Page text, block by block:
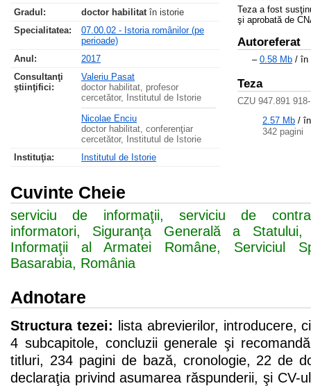
Gradul:
doctor habilitatîn istorie
Specialitatea:
07.00.02 - Istoria românilor (pe
perioade)
Anul:
2017
Consultanţi
ştiinţifici:
Valeriu Pasat
doctor habilitat, profesor
cercetător, Institutul de Istorie
Nicolae Enciu
doctor habilitat, conferenţiar
cercetător, Institutul de Istorie
Instituţia:
Institutul de Istorie
Teza a fost
şi aprobată de
Autoreferat
– 0.58 Mb / în
Teza
CZU 947.891
2.57 Mb /
342 pagini
Cuvinte Cheie
serviciu de informaţii, serviciu de
informatori, Siguranţa Generală a
Informaţii al Armatei Române, Serviciul
Basarabia, România
Adnotare
Structura tezei: lista abrevierilor, introducere,
4 subcapitole, concluzii generale şi
titluri, 234 pagini de bază, cronologie, 22 de
declaraţia privind asumarea răspunderii, şi CV-